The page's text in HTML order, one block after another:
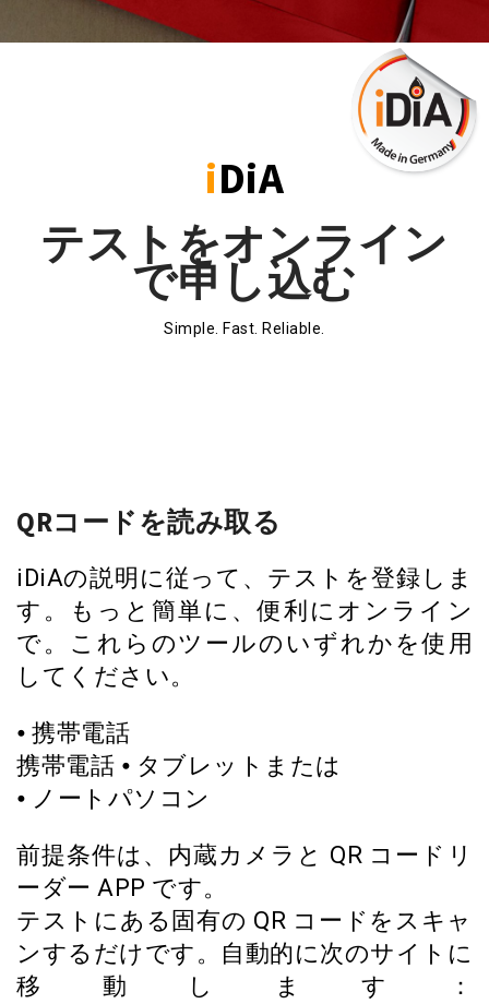
iDiA
テストをオンライン
で申し込む
Simple. Fast. Reliable.
QRコードを読み取る
iDiAの説明に従って、テストを登録しま
す。もっと簡単に、便利にオンライン
で。これらのツールのいずれかを使用
してください。
⦁ 携帯電話
携帯電話 ⦁ タブレットまたは
⦁ ノートパソコン
前提条件は、内蔵カメラと QR コードリ
ーダー APP です。
テストにある固有の QR コードをスキャ
ンするだけです。自動的に次のサイトに
移動します：